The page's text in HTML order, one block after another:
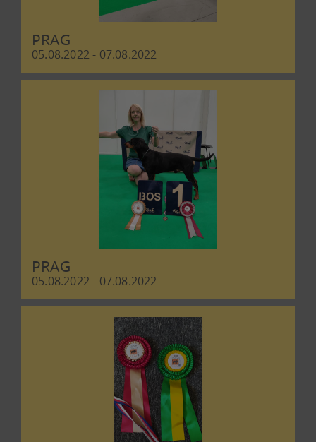
PRAG
05.08.2022 - 07.08.2022
PRAG
05.08.2022 - 07.08.2022